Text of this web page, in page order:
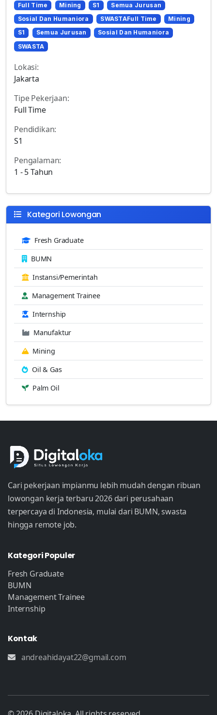
Full Time Mining S1
Semua Jurusan
Sosial Dan Humaniora
SWASTAFull Time
Mining
S1
Semua Jurusan
Sosial Dan Humaniora
SWASTA
Lokasi:
Jakarta
Tipe Pekerjaan:
Full Time
Pendidikan:
S1
Pengalaman:
1 - 5 Tahun
Kategori Lowongan
Fresh Graduate
BUMN
Instansi/Pemerintah
Management Trainee
Internship
Manufaktur
Mining
Oil & Gas
Palm Oil
Cari pekerjaan impianmu lebih mudah dengan ribuan
lowongan kerja terbaru 2026 dari perusahaan
terpercaya di Indonesia, mulai dari BUMN, swasta
hingga remote job.
Kategori Populer
Fresh Graduate
BUMN
Management Trainee
Internship
Kontak
andreahidayat22@gmail.com